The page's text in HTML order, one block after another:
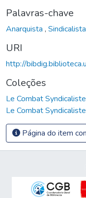
Palavras-chave
Anarquista , Sindicalista
URI
http://
Coleções
Le Combat Syndicaliste
Le Combat Syndicaliste
Página do item